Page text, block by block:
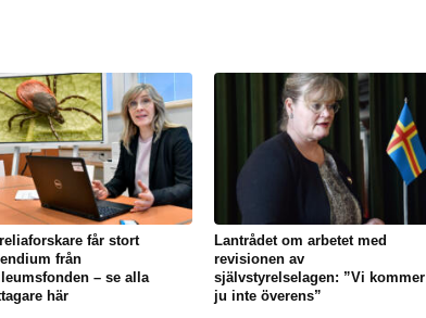
får stort
från
– se alla
här
Lantrådet om arbetet med
revisionen av
självstyrelselagen: ”Vi kommer
ju inte överens”